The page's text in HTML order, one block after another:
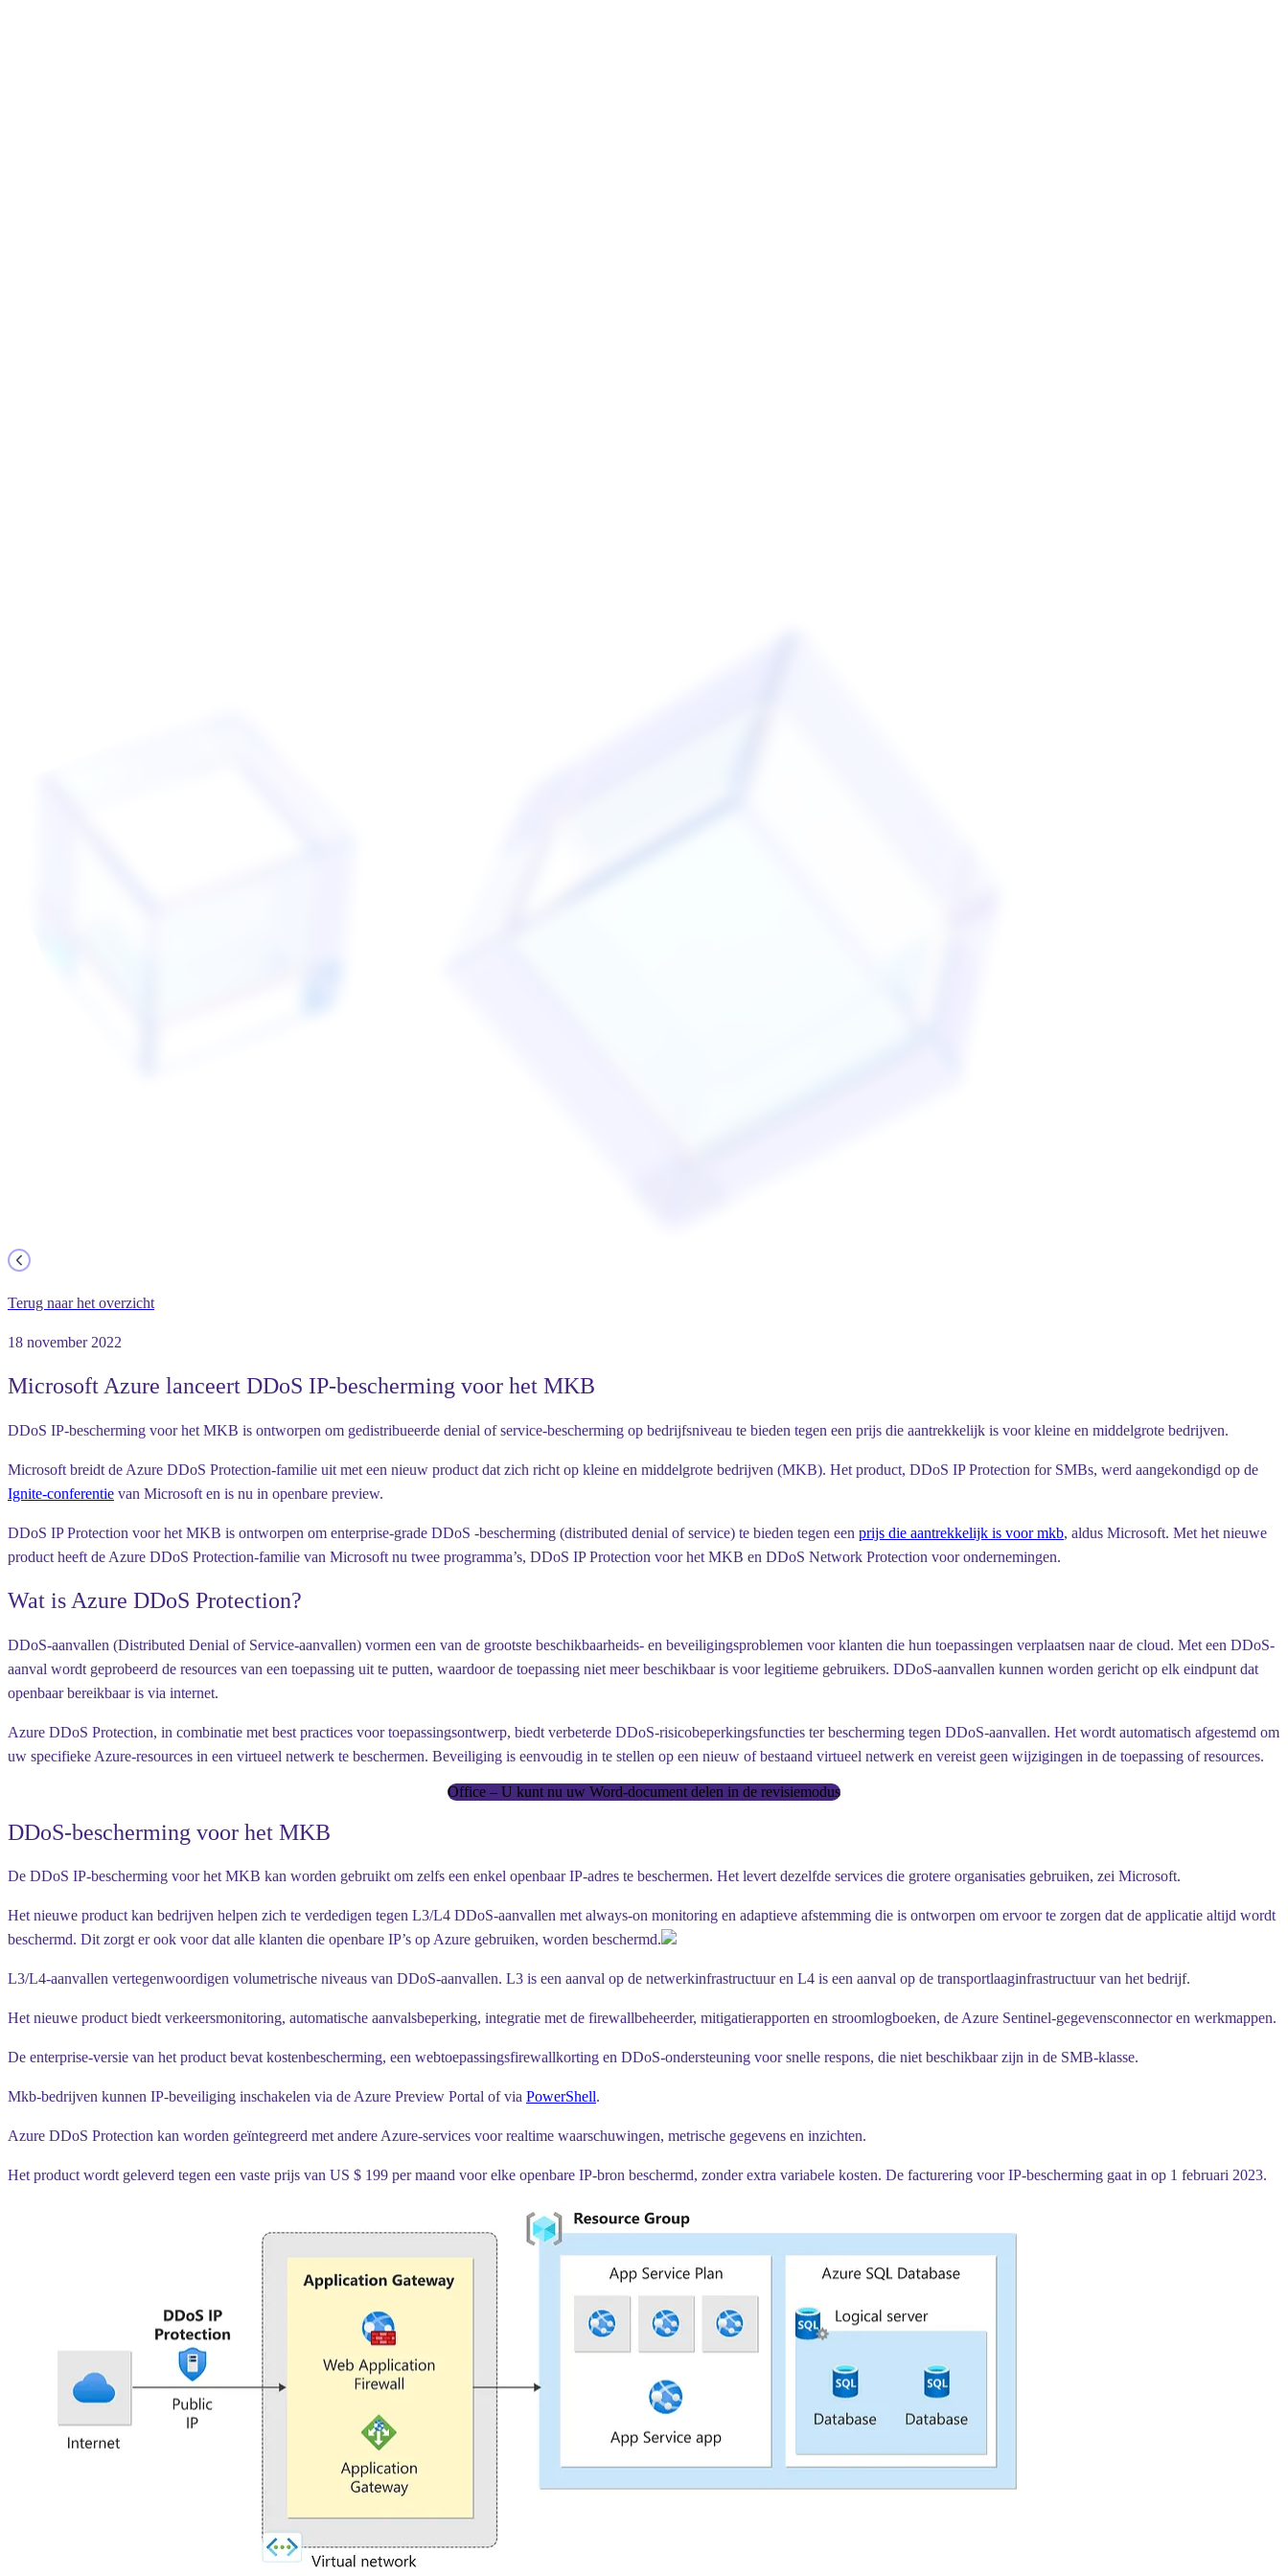
Terug naar het overzicht
18 november 2022
Microsoft Azure lanceert DDoS IP-bescherming voor het MKB
DDoS IP-bescherming voor het MKB is ontworpen om gedistribueerde denial of service-bescherming op bedrijfsniveau te bieden tegen een prijs die aantrekkelijk is voor kleine en middelgrote bedrijven.
Microsoft breidt de Azure DDoS Protection-familie uit met een nieuw product dat zich richt op kleine en middelgrote bedrijven (MKB). Het product, DDoS IP Protection for SMBs, werd aangekondigd op de
Ignite-conferentie van Microsoft en is nu in openbare preview.
DDoS IP Protection voor het MKB is ontworpen om enterprise-grade DDoS -bescherming (distributed denial of service) te bieden tegen een prijs die aantrekkelijk is voor mkb, aldus Microsoft. Met het nieuwe
product heeft de Azure DDoS Protection-familie van Microsoft nu twee programma’s, DDoS IP Protection voor het MKB en DDoS Network Protection voor ondernemingen.
Wat is Azure DDoS Protection?
DDoS-aanvallen (Distributed Denial of Service-aanvallen) vormen een van de grootste beschikbaarheids- en beveiligingsproblemen voor klanten die hun toepassingen verplaatsen naar de cloud. Met een DDoS-
aanval wordt geprobeerd de resources van een toepassing uit te putten, waardoor de toepassing niet meer beschikbaar is voor legitieme gebruikers. DDoS-aanvallen kunnen worden gericht op elk eindpunt dat
openbaar bereikbaar is via internet.
Azure DDoS Protection, in combinatie met best practices voor toepassingsontwerp, biedt verbeterde DDoS-risicobeperkingsfuncties ter bescherming tegen DDoS-aanvallen. Het wordt automatisch afgestemd om
uw specifieke Azure-resources in een virtueel netwerk te beschermen. Beveiliging is eenvoudig in te stellen op een nieuw of bestaand virtueel netwerk en vereist geen wijzigingen in de toepassing of resources.
Office – U kunt nu uw Word-document delen in de revisiemodus
DDoS-bescherming voor het MKB
De DDoS IP-bescherming voor het MKB kan worden gebruikt om zelfs een enkel openbaar IP-adres te beschermen. Het levert dezelfde services die grotere organisaties gebruiken, zei Microsoft.
Het nieuwe product kan bedrijven helpen zich te verdedigen tegen L3/L4 DDoS-aanvallen met always-on monitoring en adaptieve afstemming die is ontworpen om ervoor te zorgen dat de applicatie altijd wordt
beschermd. Dit zorgt er ook voor dat alle klanten die openbare IP’s op Azure gebruiken, worden beschermd.
L3/L4-aanvallen vertegenwoordigen volumetrische niveaus van DDoS-aanvallen. L3 is een aanval op de netwerkinfrastructuur en L4 is een aanval op de transportlaaginfrastructuur van het bedrijf.
Het nieuwe product biedt verkeersmonitoring, automatische aanvalsbeperking, integratie met de firewallbeheerder, mitigatierapporten en stroomlogboeken, de Azure Sentinel-gegevensconnector en werkmappen.
De enterprise-versie van het product bevat kostenbescherming, een webtoepassingsfirewallkorting en DDoS-ondersteuning voor snelle respons, die niet beschikbaar zijn in de SMB-klasse.
Mkb-bedrijven kunnen IP-beveiliging inschakelen via de Azure Preview Portal of via PowerShell.
Azure DDoS Protection kan worden geïntegreerd met andere Azure-services voor realtime waarschuwingen, metrische gegevens en inzichten.
Het product wordt geleverd tegen een vaste prijs van US $ 199 per maand voor elke openbare IP-bron beschermd, zonder extra variabele kosten. De facturering voor IP-bescherming gaat in op 1 februari 2023.